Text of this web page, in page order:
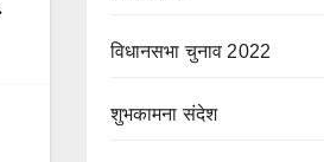
विधानसभा चुनाव 2022
शुभकामना संदेश